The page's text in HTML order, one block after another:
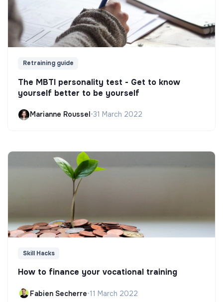
Retraining guide
The MBTI personality test - Get to know
yourself better to be yourself
Marianne Roussel•31 March 2022
Skill Hacks
How to finance your vocational training
Fabien Secherre•11 March 2022